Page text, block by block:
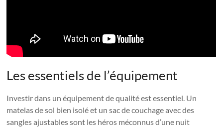
Les essentiels de l’équipement
Investir dans un équipement de qualité est essentiel. Un
matelas de sol bien isolé et un sac de couchage avec des
sangles ajustables sont les héros méconnus d’une nuit